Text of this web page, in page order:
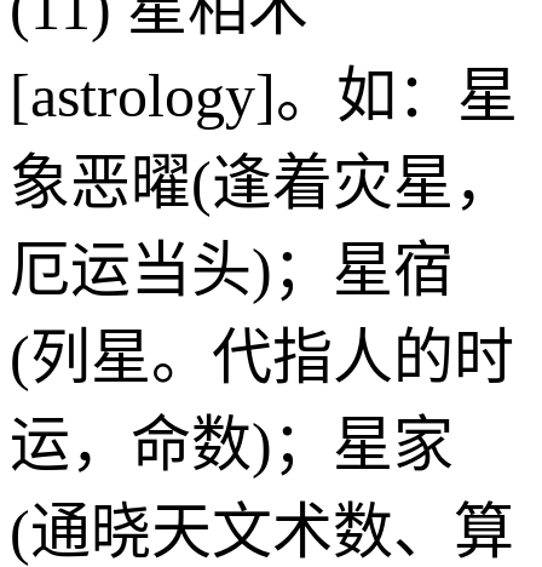
[astrology]。如：星
象恶曜(逢着灾星，
厄运当头)；星宿
(列星。代指人的时
运，命数)；星家
(通晓天文术数、算